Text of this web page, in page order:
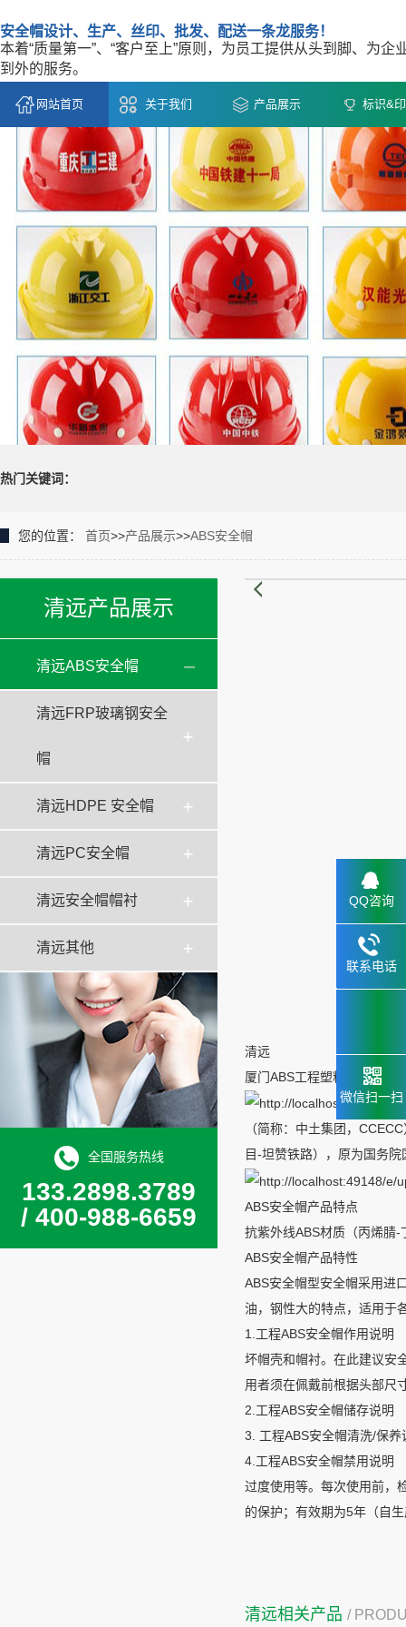
安全帽设计、生产、丝印、批发、配送一条龙服务！
本着“质量第一”、“客户至上”原则，为员工提供从头到脚、为企
到外的服务。
网站首页 关于我们 产品展示 标识&
热门关键词：
您的位置： 首页>>产品展示>>ABS安全帽
清远产品展示
清远ABS安全帽
清远FRP玻璃钢安全
帽
清远HDPE 安全帽
清远PC安全帽
清远安全帽帽衬
清远其他
全国服务热线
133.2898.3789
/ 400-988-6659
清远
厦门ABS工程塑料安全帽 福
（简称：中土集团，
目-坦赞铁路），原为国务
ABS安全帽产品特点
抗紫外线ABS材质（丙烯腈
ABS安全帽产品特性
ABS安全帽型安全帽采用进
油，钢性大的特点，适用于
1.工程ABS安全帽作用说明
坏帽壳和帽衬。在此建议安
用者须在佩戴前根据头部
2.工程ABS安全帽储存说明
3. 工程ABS安全帽清洗/保
4.工程ABS安全帽禁用说明
过度使用等。每次使用前，
的保护；有效期为5年（自
清远相关产品 /
QQ咨询
联系电话
微信扫一扫